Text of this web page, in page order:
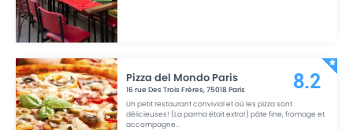
Pizza del Mondo Paris
16 rue Des Trois Frères,75018 Paris
Un petit restaurant convivial et où les pizza sont
délicieuses! (La parma était extra!) pâte fine, fromage et
accompagne...
8.2